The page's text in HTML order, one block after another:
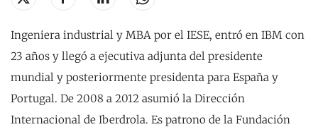
Ingeniera industrial y MBA por el IESE, entró en IBM con
23 años y llegó a ejecutiva adjunta del presidente
mundial y posteriormente presidenta para España y
Portugal. De 2008 a 2012 asumió la Dirección
Internacional de Iberdrola. Es patrono de la Fundación